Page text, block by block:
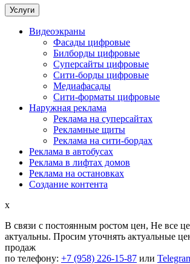
Услуги
Видеоэкраны
Фасады цифровые
Билборды цифровые
Суперсайты цифровые
Сити-борды цифровые
Медиафасады
Сити-форматы цифровые
Наружная реклама
Реклама на суперсайтах
Рекламные щиты
Реклама на сити-бордах
Реклама в автобусах
Реклама в лифтах домов
Реклама на остановках
Создание контента
x
В связи с постоянным ростом цен, Не все
актуальны. Просим уточнять актуальные
продаж
по телефону: +7 (958) 226-15-87 или